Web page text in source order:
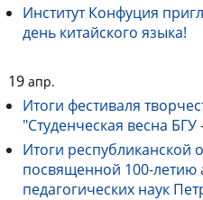
Институт Конфуция
день китайского языка!
19 апр.
Итоги фестиваля
"Студенческая весна БГУ
Итоги
посвященной 100-летию
педагогических наук